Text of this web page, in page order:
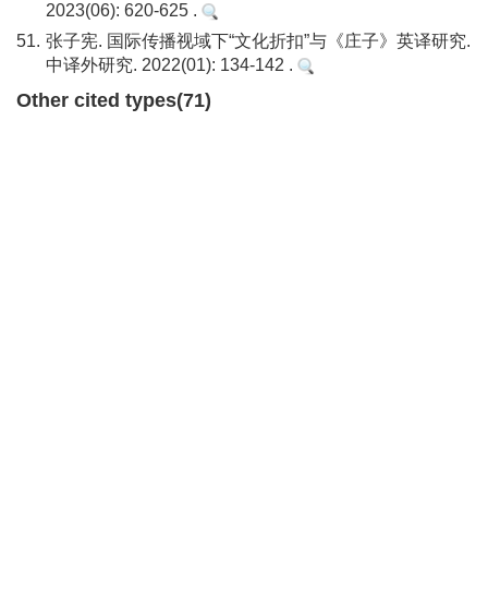
2023(06): 620-625 .
51. 张子宪. 国际传播视域下“文化折扣”与《庄子》英译研究.
中译外研究. 2022(01): 134-142 .
Other cited types(71)